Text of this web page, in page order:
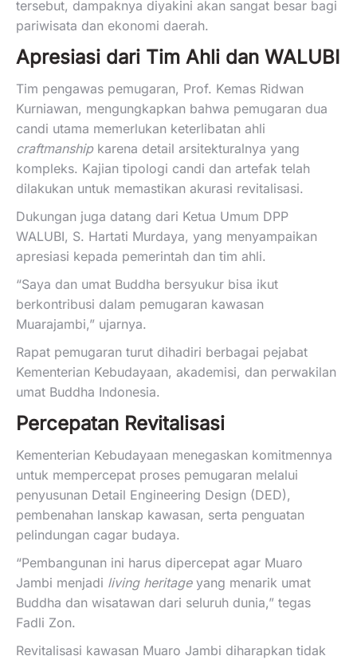
tersebut, dampaknya diyakini akan sangat besar bagi
pariwisata dan ekonomi daerah.
Apresiasi dari Tim Ahli dan WALUBI
Tim pengawas pemugaran, Prof. Kemas Ridwan
Kurniawan, mengungkapkan bahwa pemugaran dua
candi utama memerlukan keterlibatan ahli
craftmanshipkarena detail arsitekturalnya yang
kompleks. Kajian tipologi candi dan artefak telah
dilakukan untuk memastikan akurasi revitalisasi.
Dukungan juga datang dari Ketua Umum DPP
WALUBI, S. Hartati Murdaya, yang menyampaikan
apresiasi kepada pemerintah dan tim ahli.
“Saya dan umat Buddha bersyukur bisa ikut
berkontribusi dalam pemugaran kawasan
Muarajambi,” ujarnya.
Rapat pemugaran turut dihadiri berbagai pejabat
Kementerian Kebudayaan, akademisi, dan perwakilan
umat Buddha Indonesia.
Percepatan Revitalisasi
Kementerian Kebudayaan menegaskan komitmennya
untuk mempercepat proses pemugaran melalui
penyusunan Detail Engineering Design (DED),
pembenahan lanskap kawasan, serta penguatan
pelindungan cagar budaya.
“Pembangunan ini harus dipercepat agar Muaro
Jambi menjadi living heritageyang menarik umat
Buddha dan wisatawan dari seluruh dunia,” tegas
Fadli Zon.
Revitalisasi kawasan Muaro Jambi diharapkan tidak